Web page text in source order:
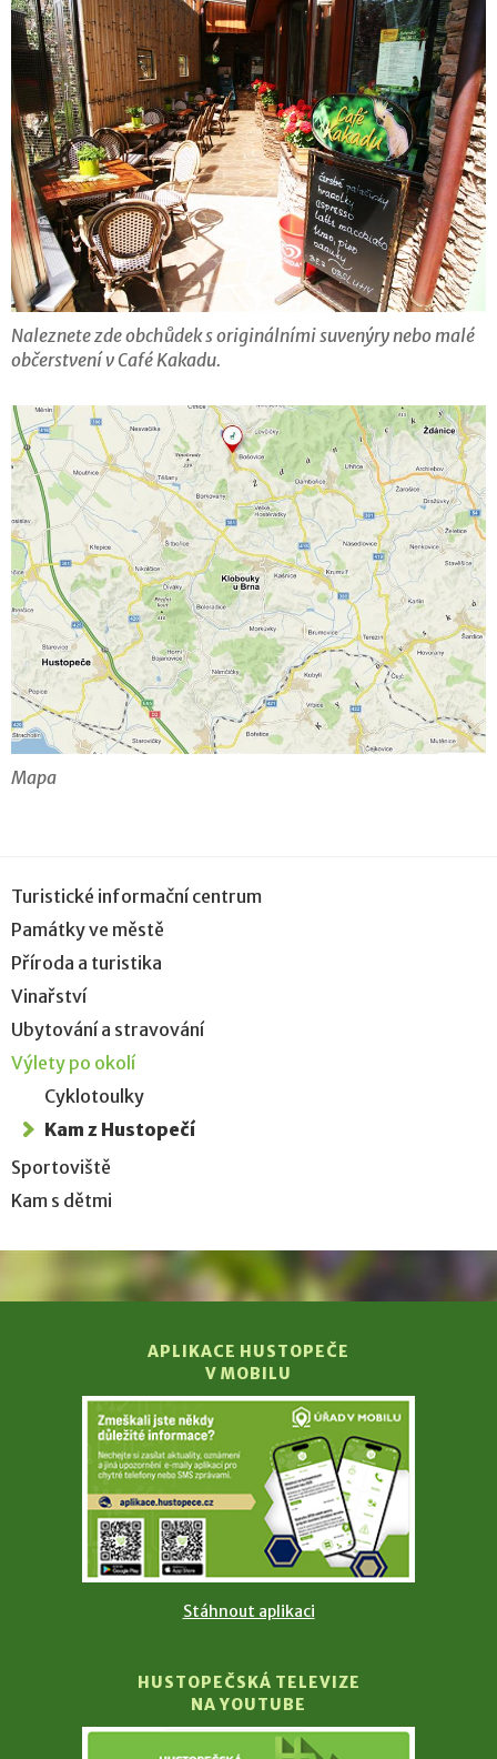
Naleznete zde obchůdek s originálními suvenýry nebo malé
občerstvení v Café Kakadu.
Mapa
Turistické informační centrum
Památky ve městě
Příroda a turistika
Vinařství
Ubytování a stravování
Výlety po okolí
Cyklotoulky
Kam z Hustopečí
Sportoviště
Kam s dětmi
APLIKACE HUSTOPEČE
V MOBILU
Stáhnout aplikaci
HUSTOPEČSKÁ TELEVIZE
NA YOUTUBE